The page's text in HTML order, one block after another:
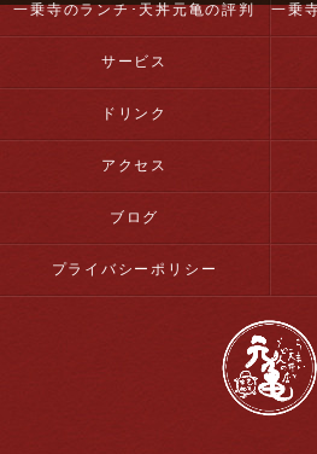
一乗寺のランチ･天丼元亀の評判
サービス
ドリンク
アクセス
ブログ
プライバシーポリシー